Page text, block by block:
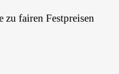
zu fairen Festpreisen